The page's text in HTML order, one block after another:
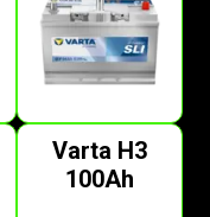
Varta H3
100Ah